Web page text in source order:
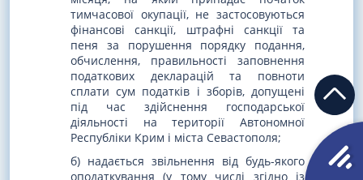
тимчасової окупації, не застосовуються
фінансові санкції, штрафні санкції та
пеня за порушення порядку подання,
обчислення, правильності заповнення
податкових декларацій та повноти
сплати сум податків і зборів, допущені
під час здійснення господарської
діяльності на території Автономної
Республіки Крим і міста Севастополя;
б) надається звільнення від будь-якого
оподаткування (у тому числі згідно із